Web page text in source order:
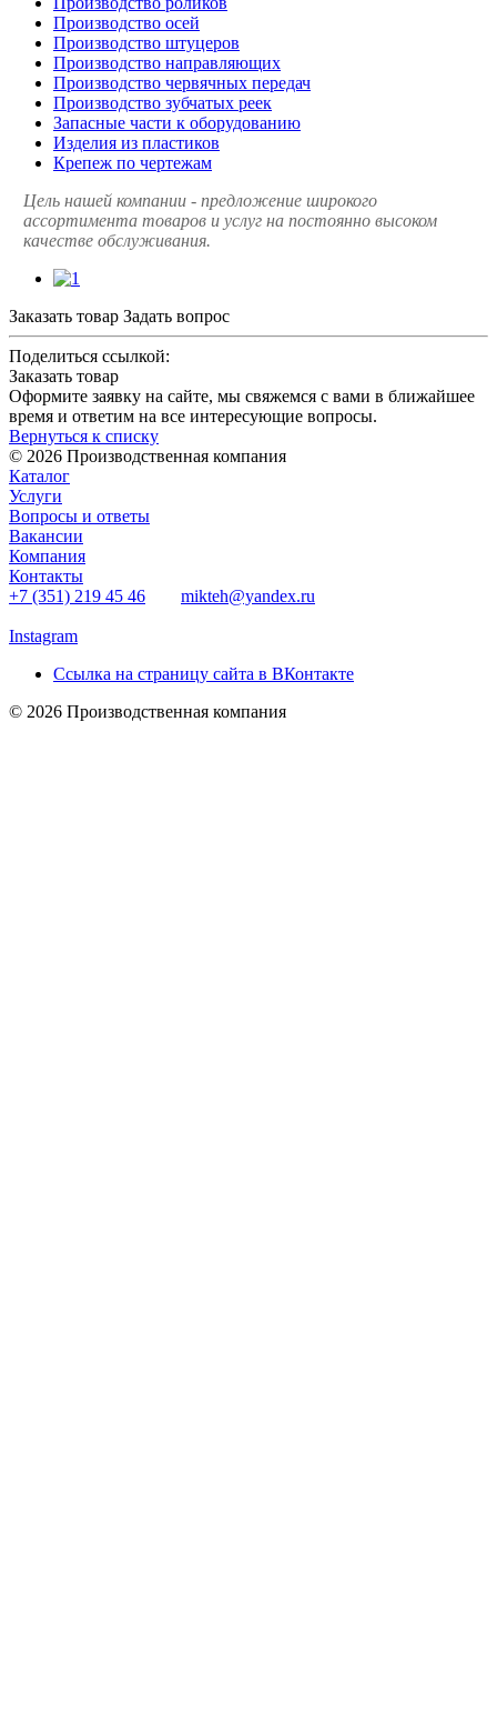
Производство осей
Производство штуцеров
Производство направляющих
Производство червячных передач
Производство зубчатых реек
Запасные части к оборудованию
Изделия из пластиков
Крепеж по чертежам
Цель нашей компании - предложение широкого
ассортимента товаров и услуг на постоянно высоком
качестве обслуживания.
Заказать товар Задать вопрос
Поделиться ссылкой:
Заказать товар
Оформите заявку на сайте, мы свяжемся с вами в ближайшее
время и ответим на все интересующие вопросы.
Вернуться к списку
© 2026 Производственная компания
Каталог
Услуги
Вопросы и ответы
Вакансии
Компания
Контакты
+7 (351) 219 45 46
mikteh@yandex.ru
Instagram
Ссылка на страницу сайта в ВКонтакте
© 2026 Производственная компания